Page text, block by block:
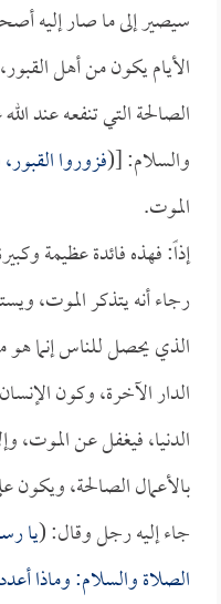
سيصير إلى ما صار إليه
الأيام يكون من أهل
الصالحة التي تنفعه عند
والسلام: [(فزوروا
الموت.
إذاً: فهذه فائدة عظيمة
رجاء أنه يتذكر الموت،
الذي يحصل للناس إنما هو
الدار الآخرة، وكون
الدنيا، فيغفل عن الموت،
بالأعمال الصالحة، ويكون
جاء إليه رجل وقال: (يا
الصلاة والسلام: وماذا